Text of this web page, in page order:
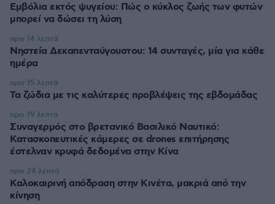
Εμβόλια εκτός ψυγείου: Πώς ο κύκλος ζωής των φυτών
μπορεί να δώσει τη λύση
Νηστεία Δεκαπενταύγουστου: 14 συνταγές, μία για κάθε
ημέρα
πριν 14 λεπτά
Τα ζώδια με τις καλύτερες προβλέψεις της εβδομάδας
πριν 15 λεπτά
Συναγερμός στο βρετανικό Βασιλικό Ναυτικό:
Κατασκοπευτικές κάμερες σε drones επιτήρησης
έστελναν κρυφά δεδομένα στην Κίνα
πριν 19 λεπτά
Καλοκαιρινή απόδραση στην Κινέτα, μακριά από την
κίνηση
πριν 24 λεπτά